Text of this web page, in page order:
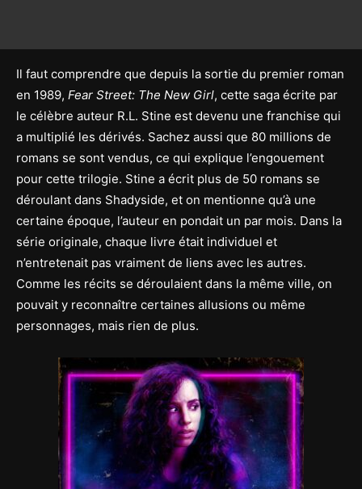
Il faut comprendre que depuis la sortie du premier roman
en 1989, Fear Street: The New Girl, cette saga écrite par
le célèbre auteur R.L. Stine est devenu une franchise qui
a multiplié les dérivés. Sachez aussi que 80 millions de
romans se sont vendus, ce qui explique l’engouement
pour cette trilogie. Stine a écrit plus de 50 romans se
déroulant dans Shadyside, et on mentionne qu’à une
certaine époque, l’auteur en pondait un par mois. Dans la
série originale, chaque livre était individuel et
n’entretenait pas vraiment de liens avec les autres.
Comme les récits se déroulaient dans la même ville, on
pouvait y reconnaître certaines allusions ou même
personnages, mais rien de plus.